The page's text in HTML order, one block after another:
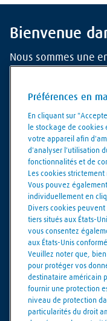
Bienvenue
Nous sommes une
Making our world
Paramètres des
Préférences en
En cliquant sur
le stockage de cookies
votre appareil afin
d'analyser l'utilisation
fonctionnalités et de
Les cookies
Vous pouvez
individuellement en
Divers cookies
tiers situés aux États-
vous consentez
aux États-Unis
Veuillez noter que,
pour protéger vos
destinataire américain
fournir une protection
niveau de protection
particularités du droit